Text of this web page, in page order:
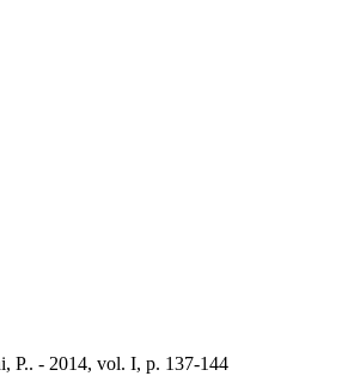
P.. - 2014, vol. I, p. 137-144